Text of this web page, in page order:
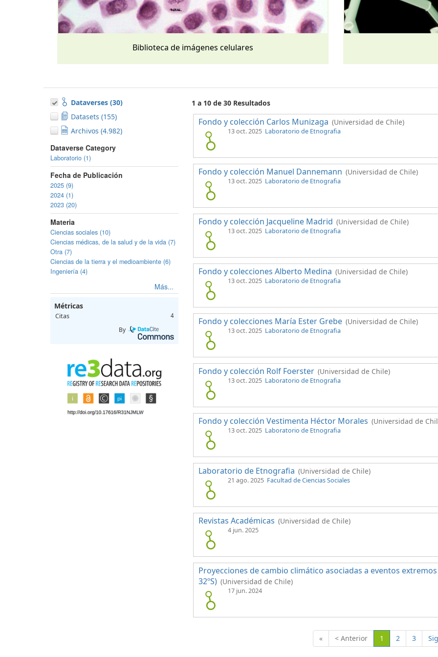
Biblioteca de imágenes celulares
Dataverses (30)
Datasets (155)
Archivos (4.982)
Dataverse Category
Laboratorio (1)
Fecha de Publicación
2025 (9)
2024 (1)
2023 (20)
Materia
Ciencias sociales (10)
Ciencias médicas, de la salud y de la vida (7)
Otra (7)
Ciencias de la tierra y el medioambiente (6)
Ingeniería (4)
Más...
Métricas
Citas 4
By
1 a 10 de 30 Resultados
Fondo y colección Carlos Munizaga (Universidad de Chile)
13 oct. 2025 Laboratorio de Etnografia
Fondo y colección Manuel Dannemann (Universidad de Chile)
13 oct. 2025 Laboratorio de Etnografia
Fondo y colección Jacqueline Madrid (Universidad de Chile)
13 oct. 2025 Laboratorio de Etnografia
Fondo y colecciones Alberto Medina (Universidad de Chile)
13 oct. 2025 Laboratorio de Etnografia
Fondo y colecciones María Ester Grebe (Universidad de Chile)
13 oct. 2025 Laboratorio de Etnografia
Fondo y colección Rolf Foerster (Universidad de Chile)
13 oct. 2025 Laboratorio de Etnografia
Fondo y colección Vestimenta Héctor Morales (Universidad de
13 oct. 2025 Laboratorio de Etnografia
Laboratorio de Etnografia (Universidad de Chile)
21 ago. 2025 Facultad de Ciencias Sociales
Revistas Académicas (Universidad de Chile)
4 jun. 2025
Proyecciones de cambio climático asociadas a eventos
32ºS) (Universidad de Chile)
17 jun. 2024
« < Anterior 1 (Actual)
2 3